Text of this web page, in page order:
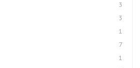
3
3
1
7
1